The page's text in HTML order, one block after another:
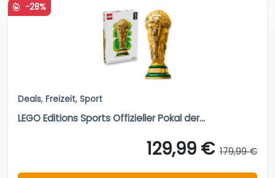
-28%
Deals, Freizeit, Sport
LEGO Editions Sports Offizieller Pokal der...
129,99 € 179,99 €